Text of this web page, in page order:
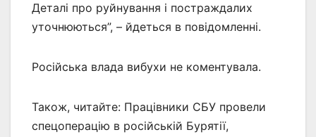
Деталі про руйнування і постраждалих
уточнюються”, – йдеться в повідомленні.
Російська влада вибухи не коментувала.
Також, читайте: Працівники СБУ провели
спецоперацію в російській Бурятії,